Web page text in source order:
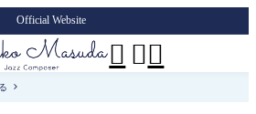
Official Website
 